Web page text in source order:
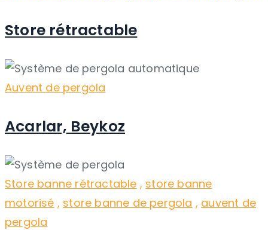
Store rétractable
Auvent de pergola
Acarlar, Beykoz
Store banne rétractable , store banne
motorisé , store banne de pergola , auvent de
pergola